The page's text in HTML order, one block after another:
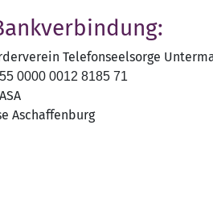
Telefonseelsorge
0000 0012 8185 71
Aschaffenburg